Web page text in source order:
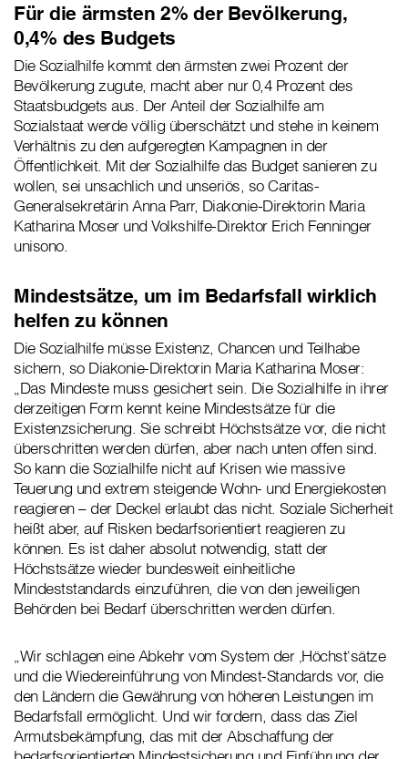
Für die ärmsten 2% der Bevölkerung,
0,4% des Budgets
Die Sozialhilfe kommt den ärmsten zwei Prozent der
Bevölkerung zugute, macht aber nur 0,4 Prozent des
Staatsbudgets aus. Der Anteil der Sozialhilfe am
Sozialstaat werde völlig überschätzt und stehe in keinem
Verhältnis zu den aufgeregten Kampagnen in der
Öffentlichkeit. Mit der Sozialhilfe das Budget sanieren zu
wollen, sei unsachlich und unseriös, so Caritas-
Generalsekretärin Anna Parr, Diakonie-Direktorin Maria
Katharina Moser und Volkshilfe-Direktor Erich Fenninger
unisono.
Mindestsätze, um im Bedarfsfall wirklich
helfen zu können
Die Sozialhilfe müsse Existenz, Chancen und Teilhabe
sichern, so Diakonie-Direktorin Maria Katharina Moser:
„Das Mindeste muss gesichert sein. Die Sozialhilfe in ihrer
derzeitigen Form kennt keine Mindestsätze für die
Existenzsicherung. Sie schreibt Höchstsätze vor, die nicht
überschritten werden dürfen, aber nach unten offen sind.
So kann die Sozialhilfe nicht auf Krisen wie massive
Teuerung und extrem steigende Wohn- und Energiekosten
reagieren – der Deckel erlaubt das nicht. Soziale Sicherheit
heißt aber, auf Risken bedarfsorientiert reagieren zu
können. Es ist daher absolut notwendig, statt der
Höchstsätze wieder bundesweit einheitliche
Mindeststandards einzuführen, die von den jeweiligen
Behörden bei Bedarf überschritten werden dürfen.
„Wir schlagen eine Abkehr vom System der ‚Höchst‘sätze
und die Wiedereinführung von Mindest-Standards vor, die
den Ländern die Gewährung von höheren Leistungen im
Bedarfsfall ermöglicht. Und wir fordern, dass das Ziel
Armutsbekämpfung, das mit der Abschaffung der